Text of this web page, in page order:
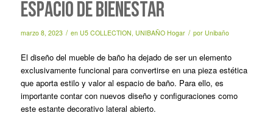
ESPACIO DE BIENESTAR
marzo 8, 2023 / en U5 COLLECTION UNIBAÑO Hogar / por Unibaño
El diseño del mueble de baño ha dejado de ser un elemento
exclusivamente funcional para convertirse en una pieza estética
que aporta estilo y valor al espacio de baño. Para ello, es
importante contar con nuevos diseño y configuraciones como
este estante decorativo lateral abierto.